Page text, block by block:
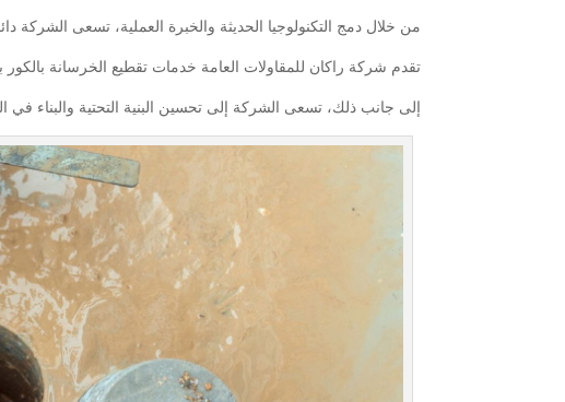
من خلال دمج التكنولوجيا الحديثة والخبرة العملية، تسعى الشركة
تقدم شركة راكان للمقاولات العامة خدمات تقطيع الخرسانة بالكور
إلى جانب ذلك، تسعى الشركة إلى تحسين البنية التحتية والبناء في